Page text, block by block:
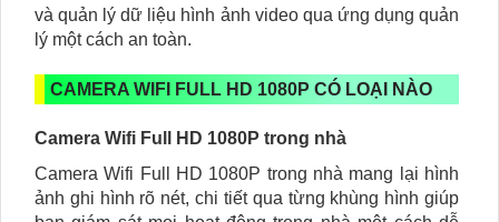
và quản lý dữ liệu hình ảnh video qua ứng dụng quản
lý một cách an toàn.
CAMERA WIFI FULL HD 1080P CÓ LOẠI NÀO
Camera Wifi Full HD 1080P trong nhà
Camera Wifi Full HD 1080P trong nhà mang lại hình
ảnh ghi hình rõ nét, chi tiết qua từng khùng hình giúp